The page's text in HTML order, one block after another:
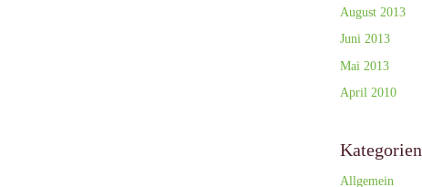
August 2013
Juni 2013
Mai 2013
April 2010
Kategorien
Allgemein